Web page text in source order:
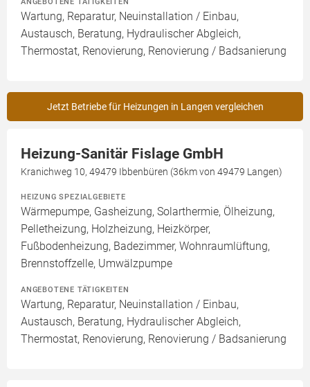
Wartung, Reparatur, Neuinstallation / Einbau,
Austausch, Beratung, Hydraulischer Abgleich,
Thermostat, Renovierung, Renovierung / Badsanierung
Jetzt Betriebe für Heizungen in Langen vergleichen
Heizung-Sanitär Fislage GmbH
Kranichweg 10, 49479 Ibbenbüren (36km von 49479 Langen)
HEIZUNG SPEZIALGEBIETE
Wärmepumpe, Gasheizung, Solarthermie, Ölheizung,
Pelletheizung, Holzheizung, Heizkörper,
Fußbodenheizung, Badezimmer, Wohnraumlüftung,
Brennstoffzelle, Umwälzpumpe
ANGEBOTENE TÄTIGKEITEN
Wartung, Reparatur, Neuinstallation / Einbau,
Austausch, Beratung, Hydraulischer Abgleich,
Thermostat, Renovierung, Renovierung / Badsanierung